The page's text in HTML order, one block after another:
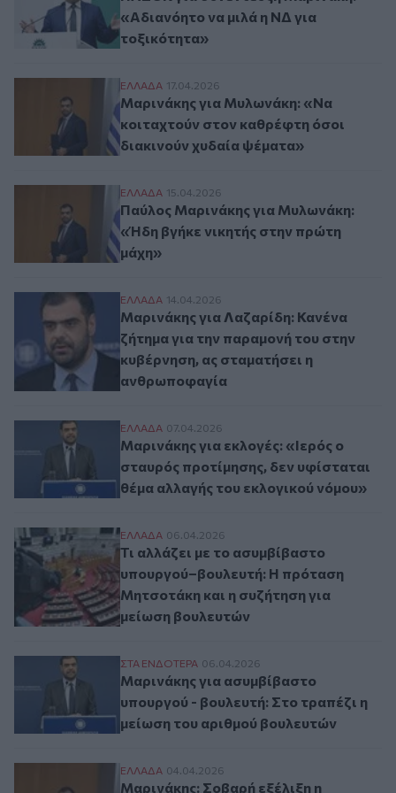
«Αδιανόητο να μιλά η ΝΔ για
τοξικότητα»
Μαρινάκης για Μυλωνάκη: «Να
ΕΛΛAΔΑ 17.04.2026
Μαρινάκης για Μυλωνάκη: «Να
κοιταχτούν στον καθρέφτη όσοι
διακινούν χυδαία ψέματα»
Παύλος Μαρινάκης για Μυλωνάκη: «Ήδη
ΕΛΛAΔΑ 15.04.2026
Παύλος Μαρινάκης για Μυλωνάκη:
«Ήδη βγήκε νικητής στην πρώτη
μάχη»
Μαρινάκης για Λαζαρίδη: Κανένα
ΕΛΛAΔΑ 14.04.2026
Μαρινάκης για Λαζαρίδη: Κανένα
ζήτημα για την παραμονή του στην
κυβέρνηση, ας σταματήσει η
ανθρωποφαγία
Μαρινάκης για εκλογές: «Ιερός ο
ΕΛΛAΔΑ 07.04.2026
Μαρινάκης για εκλογές: «Ιερός ο
σταυρός προτίμησης, δεν υφίσταται
θέμα αλλαγής του εκλογικού νόμου»
Τι αλλάζει με το ασυμβίβαστο
ΕΛΛAΔΑ 06.04.2026
Τι αλλάζει με το ασυμβίβαστο
υπουργού–βουλευτή: Η πρόταση
Μητσοτάκη και η συζήτηση για
μείωση βουλευτών
Μαρινάκης για ασυμβίβαστο υπουργού -
ΣΤΑ ΕΝΔΟΤΕΡΑ 06.04.2026
Μαρινάκης για ασυμβίβαστο
υπουργού - βουλευτή: Στο τραπέζι η
μείωση του αριθμού βουλευτών
Μαρινάκης: Σοβαρή εξέλιξη η
ΕΛΛAΔΑ 04.04.2026
Μαρινάκης: Σοβαρή εξέλιξη η